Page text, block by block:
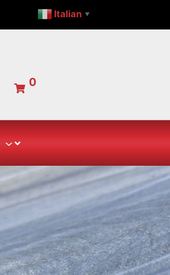
Italian ▼
0